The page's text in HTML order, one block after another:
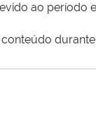
ao período